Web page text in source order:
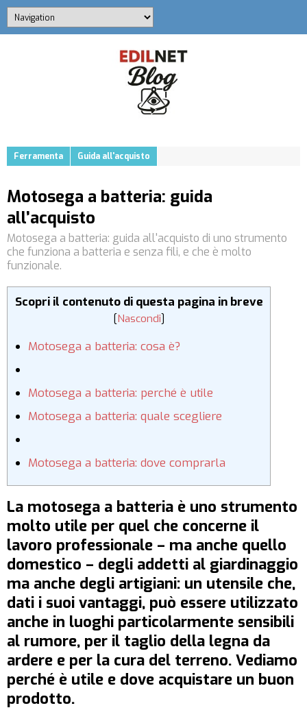
Ferramenta Guida all'acquisto
Motosega a batteria: guida
all’acquisto
Motosega a batteria: guida all'acquisto di uno strumento
che funziona a batteria e senza fili, e che è molto
funzionale.
Scopri il contenuto di questa pagina in breve
[Nascondi]
Motosega a batteria: cosa è?
Motosega a batteria: perché è utile
Motosega a batteria: quale scegliere
Motosega a batteria: dove comprarla
La motosega a batteria è uno strumento
molto utile per quel che concerne il
lavoro professionale – ma anche quello
domestico – degli addetti al giardinaggio
ma anche degli artigiani: un utensile che,
dati i suoi vantaggi, può essere utilizzato
anche in luoghi particolarmente sensibili
al rumore, per il taglio della legna da
ardere e per la cura del terreno. Vediamo
perché è utile e dove acquistare un buon
prodotto.